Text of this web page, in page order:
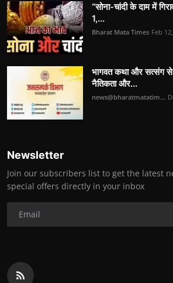
“सोना-चांदी के दाम में
1,...
Bharat Mata Times Feb
भागवत कथा और सत्संग से
नैतिकता और...
news@bharatmatatim...
Newsletter
Join our subscribers list to get the latest
special offers directly in your inbox